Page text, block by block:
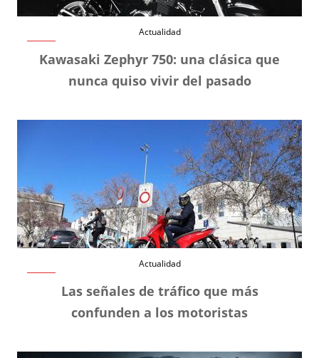
Actualidad
Kawasaki Zephyr 750: una clásica que
nunca quiso vivir del pasado
Actualidad
Las señales de tráfico que más
confunden a los motoristas